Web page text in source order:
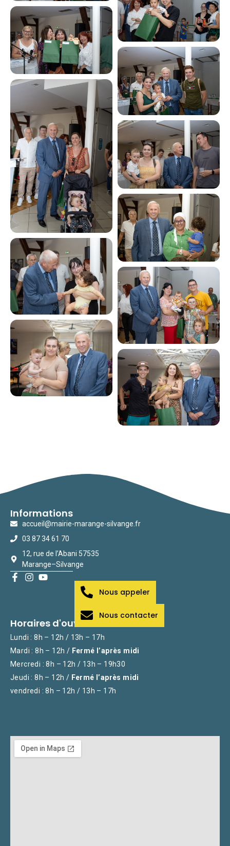
Informations
accueil@mairie-marange-silvange.fr
03 87 34 61 70
12, rue de l’Abani 57535
Marange–Silvange
Horaires d'ouverture
Lundi : 8h – 12h / 13h – 17h
Mardi : 8h – 12h / Fermé l’après midi
Mercredi : 8h – 12h / 13h – 19h30
Jeudi : 8h – 12h / Fermé l’après midi
vendredi : 8h – 12h / 13h – 17h
Nous appeler
Nous contacter